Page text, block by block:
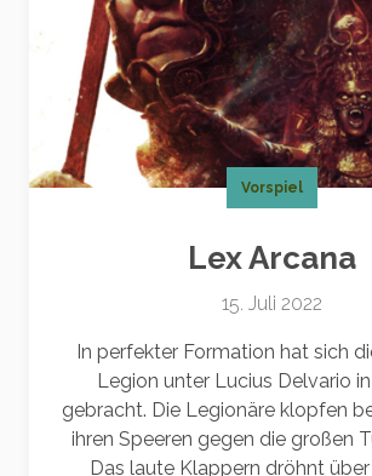
Vorspiel
Lex Arcana
15. Juli 2022
In perfekter Formation hat sich
Legion unter Lucius Delvario
gebracht. Die Legionäre klopfen
ihren Speeren gegen die großen
Das laute Klappern dröhnt